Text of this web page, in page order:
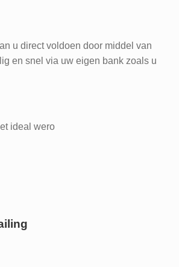
u direct voldoen door middel van
en snel via uw eigen bank zoals u